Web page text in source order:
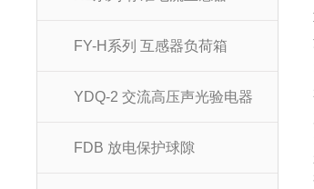
FY-H系列 互感器负荷箱
YDQ-2 交流高压声光验电器
FDB 放电保护球隙